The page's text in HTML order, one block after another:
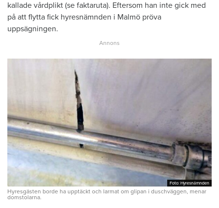
kallade vårdplikt (se faktaruta). Eftersom han inte gick med
på att flytta fick hyresnämnden i Malmö pröva
uppsägningen.
Foto: Hyresnämnden
Foto: Hyresnämnden
Hyresgästen borde ha upptäckt och larmat om glipan i duschväggen, menar
domstolarna.